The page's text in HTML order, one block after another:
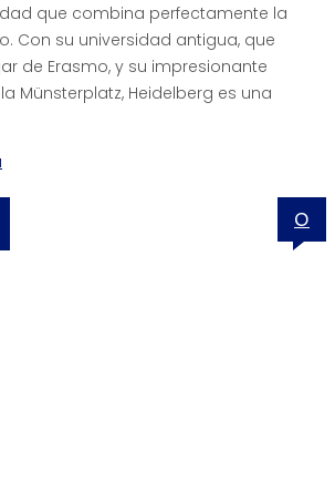
que combina perfectamente la
Con su universidad antigua, que
de Erasmo, y su impresionante
Münsterplatz, Heidelberg es una
0